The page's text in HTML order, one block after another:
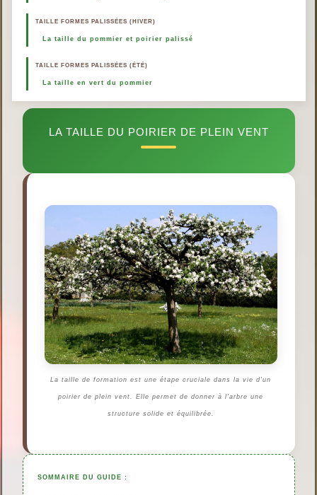
TAILLE FORMES PALISSÉES (HIVER)
La taille du pommier et poirier palissé
TAILLE FORMES PALISSÉES (ÉTÉ)
La taille en vert du pommier
LA TAILLE DU POIRIER DE PLEIN VENT
La taille de formation est une étape cruciale dans la vie d'un
poirier de plein vent. Elle permet de donner à l'arbre une
structure solide et équilibrée.
SOMMAIRE DU GUIDE :